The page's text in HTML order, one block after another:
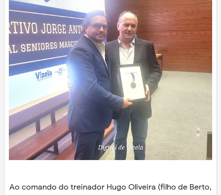
Ao comando do treinador Hugo Oliveira (filho de Berto,